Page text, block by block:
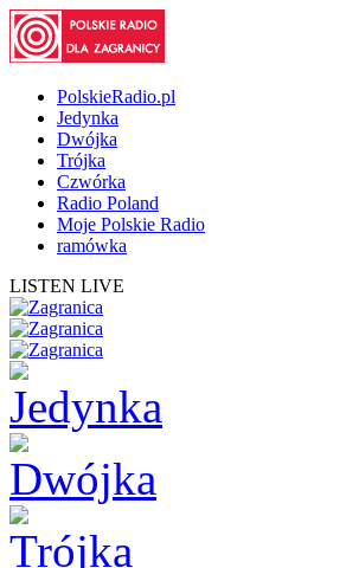
PolskieRadio.pl
Jedynka
Dwójka
Trójka
Czwórka
Radio Poland
Moje Polskie Radio
ramówka
LISTEN LIVE